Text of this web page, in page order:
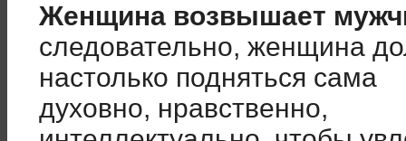
Женщина возвышает
следовательно, женщина
настолько подняться сама
духовно, нравственно,